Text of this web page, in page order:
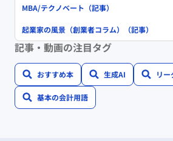
MBA/テクノベート（記事）
起業家の風景（創業者コラム）（記事）
記事・動画の注目タグ
おすすめ本 生成AI リ
基本の会計用語